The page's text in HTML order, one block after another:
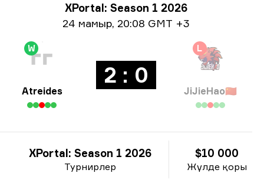
Турнир туралы ақпаратXPortal: Season 1 2026
Күні жайлы ақпарат
24 мамыр, 20:08 GMT +3
W
Atreides
2 : 0
L
JiJieHao🇨🇳
Турнирлер
XPortal: Season 1 2026
Жүлде қоры
$10 000